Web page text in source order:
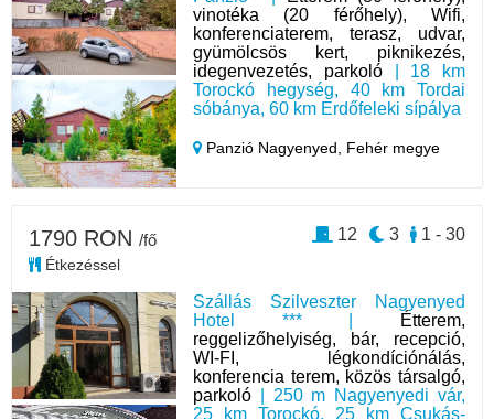
vinotéka (20 férőhely), Wifi,
konferenciaterem, terasz, udvar,
gyümölcsös kert, piknikezés,
idegenvezetés, parkoló| 18 km
Torockó hegység, 40 km Tordai
sóbánya, 60 km Erdőfeleki sípálya
Panzió Nagyenyed, Fehér megye
Szállás Szilveszter Nagyenyed
Hotel *** |
Étterem,
reggelizőhelyiség, bár, recepció,
WI-FI, légkondíciónálás,
konferencia terem, közös társalgó,
parkoló | 250 m Nagyenyedi vár,
25 km Torockó, 25 km Csukás-
1790 RON /fő
Étkezéssel
1 - 30
3
12